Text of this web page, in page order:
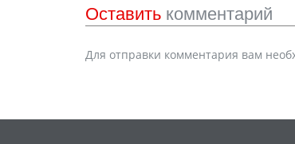
Оставить комментарий
Для отправки комментария вам